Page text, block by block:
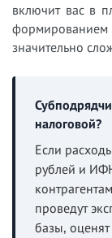
включит вас в
формированием
значительно
налоговой?
Если
рублей и
проведут
базы,